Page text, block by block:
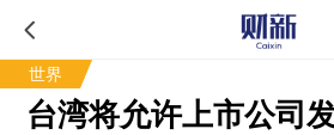
世界
台湾将允许上市公司